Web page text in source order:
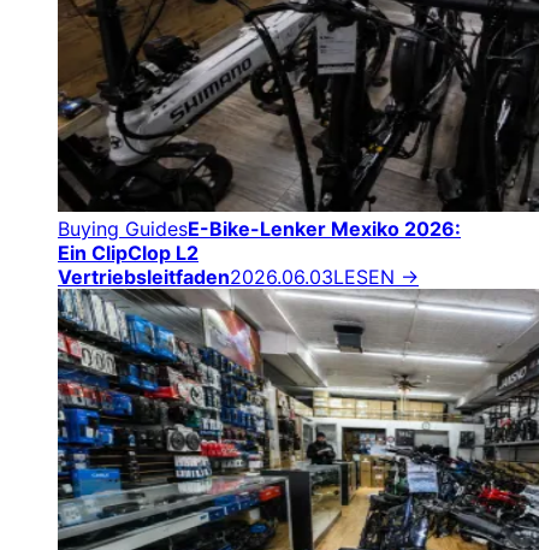
Buying GuidesE-Bike-Lenker Mexiko 2026:
Ein ClipClop L2
Vertriebsleitfaden2026.06.03LESEN →